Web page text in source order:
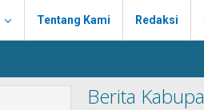
Tentang Kami Redaksi
Berita